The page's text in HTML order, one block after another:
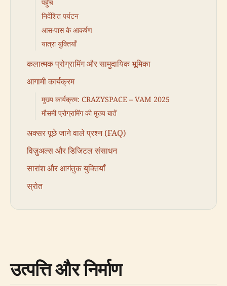
पहुँच
निर्देशित पर्यटन
आस-पास के आकर्षण
यात्रा युक्तियाँ
कलात्मक प्रोग्रामिंग और सामुदायिक भूमिका
आगामी कार्यक्रम
मुख्य कार्यक्रम: CRAZYSPACE – VAM 2025
मौसमी प्रोग्रामिंग की मुख्य बातें
अक्सर पूछे जाने वाले प्रश्न (FAQ)
विज़ुअल्स और डिजिटल संसाधन
सारांश और आगंतुक युक्तियाँ
स्रोत
उत्पत्ति और निर्माण